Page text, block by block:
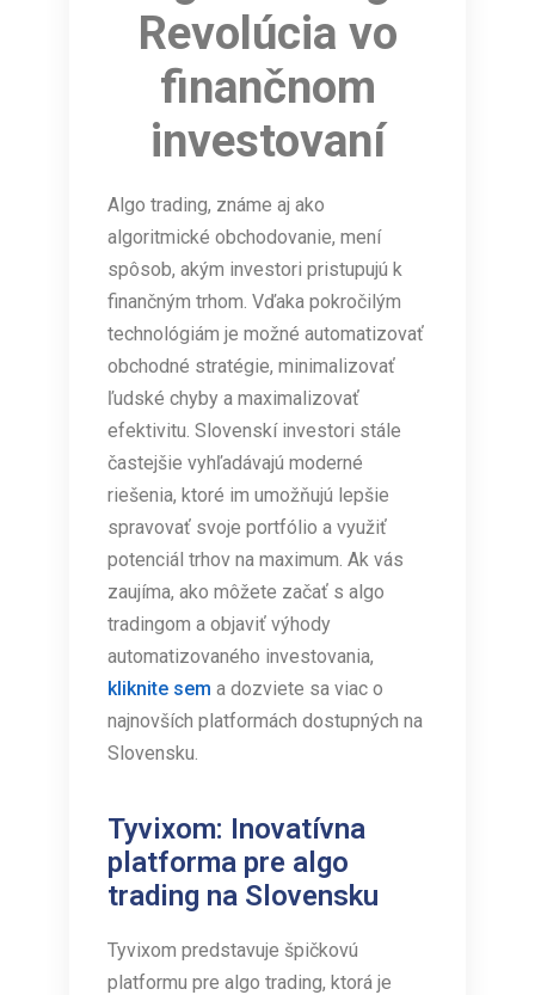
Revolúcia vo
finančnom
investovaní
Algo trading, známe aj ako
algoritmické obchodovanie, mení
spôsob, akým investori pristupujú k
finančným trhom. Vďaka pokročilým
technológiám je možné automatizovať
obchodné stratégie, minimalizovať
ľudské chyby a maximalizovať
efektivitu. Slovenskí investori stále
častejšie vyhľadávajú moderné
riešenia, ktoré im umožňujú lepšie
spravovať svoje portfólio a využiť
potenciál trhov na maximum. Ak vás
zaujíma, ako môžete začať s algo
tradingom a objaviť výhody
automatizovaného investovania,
kliknite sem a dozviete sa viac o
najnovších platformách dostupných na
Slovensku.
Tyvixom: Inovatívna
platforma pre algo
trading na Slovensku
Tyvixom predstavuje špičkovú
platformu pre algo trading, ktorá je